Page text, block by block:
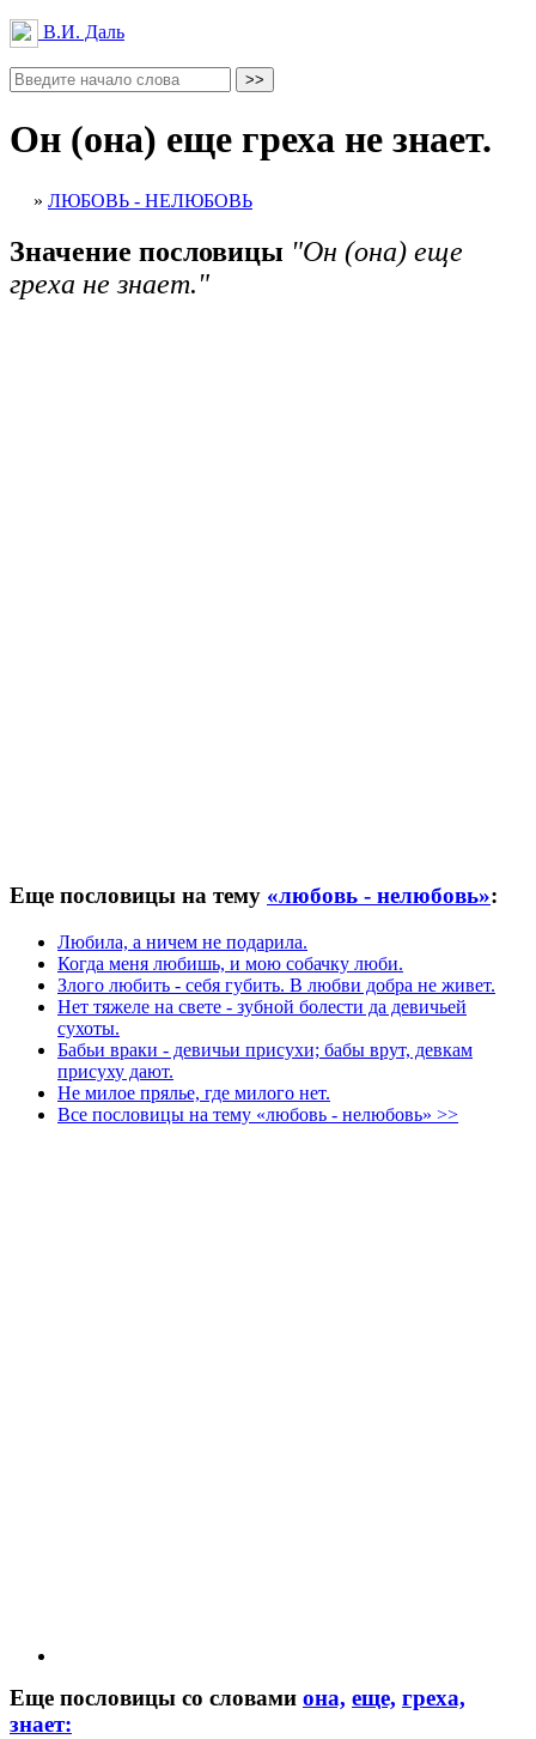
В.И. Даль
Он (она) еще греха не знает.
» ЛЮБОВЬ - НЕЛЮБОВЬ
Значение пословицы "Он (она) еще
греха не знает."
Еще пословицы на тему «любовь - нелюбовь»:
Любила, а ничем не подарила.
Когда меня любишь, и мою собачку люби.
Злого любить - себя губить. В любви добра не живет.
Нет тяжеле на свете - зубной болести да девичьей
сухоты.
Бабьи враки - девичьи присухи; бабы врут, девкам
присуху дают.
Не милое прялье, где милого нет.
Все пословицы на тему «любовь - нелюбовь» >>
Еще пословицы со словами она, еще, греха,
знает: